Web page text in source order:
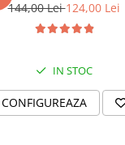
144,00 Lei124,00 Lei
IN STOC
CONFIGUREAZA